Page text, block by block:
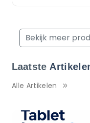
Bekijk meer
Laatste
Alle Artikelen